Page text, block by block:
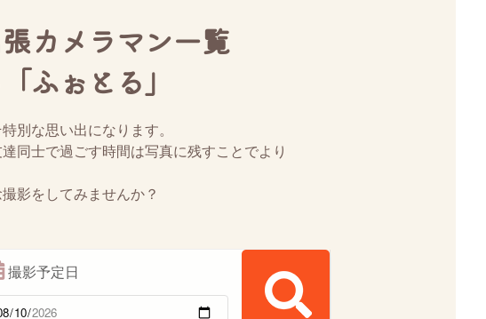
カメラマン一覧
ふぉとる」
別な思い出になります。
同士で過ごす時間は写真に残すことでより
影をしてみませんか？
撮影予定日